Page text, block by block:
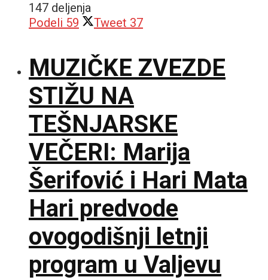
147 deljenja
Podeli 59 Tweet 37
MUZIČKE ZVEZDE
STIŽU NA
TEŠNJARSKE
VEČERI: Marija
Šerifović i Hari Mata
Hari predvode
ovogodišnji letnji
program u Valjevu